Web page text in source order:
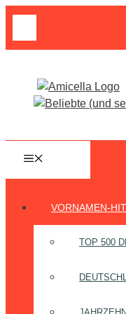
Zum
VORNAMEN-
TOP 500